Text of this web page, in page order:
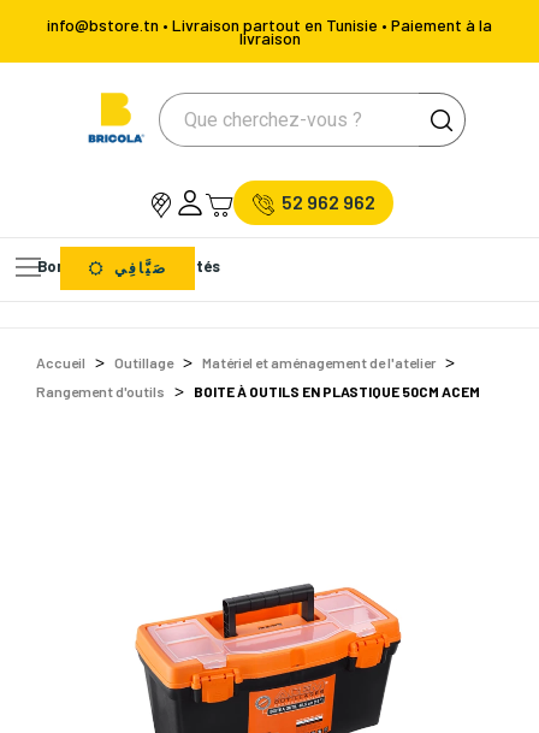
info@bstore.tn • Livraison partout en Tunisie • Paiement à la
livraison
52 962 962
Bons Plans Nouveautés
صَيَّافِي
Accueil Outillage
Matériel et aménagement de l'atelier
Rangement d'outils
BOITE À OUTILS EN PLASTIQUE 50CM ACEM